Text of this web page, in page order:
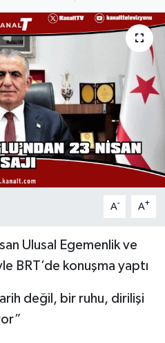
A- A+
Ulusal Egemenlik ve
BRT’de konuşma yaptı
değil, bir ruhu, dirilişi